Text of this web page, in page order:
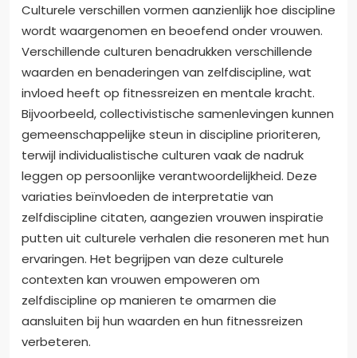
Culturele verschillen vormen aanzienlijk hoe discipline
wordt waargenomen en beoefend onder vrouwen.
Verschillende culturen benadrukken verschillende
waarden en benaderingen van zelfdiscipline, wat
invloed heeft op fitnessreizen en mentale kracht.
Bijvoorbeeld, collectivistische samenlevingen kunnen
gemeenschappelijke steun in discipline prioriteren,
terwijl individualistische culturen vaak de nadruk
leggen op persoonlijke verantwoordelijkheid. Deze
variaties beïnvloeden de interpretatie van
zelfdiscipline citaten, aangezien vrouwen inspiratie
putten uit culturele verhalen die resoneren met hun
ervaringen. Het begrijpen van deze culturele
contexten kan vrouwen empoweren om
zelfdiscipline op manieren te omarmen die
aansluiten bij hun waarden en hun fitnessreizen
verbeteren.